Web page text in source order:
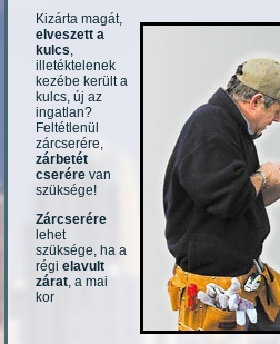
Kizárta magát,
elveszett a
kulcs,
illetéktelenek
kezébe került a
kulcs, új az
ingatlan?
Feltétlenül
zárcserére,
zárbetét
cserére van
szüksége!
Zárcserére
lehet
szüksége, ha a
régielavult
zárat, a mai
kor